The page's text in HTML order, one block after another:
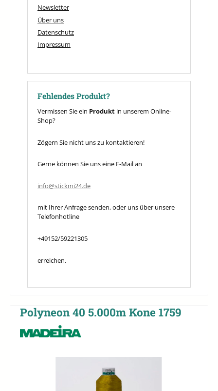
Newsletter
Über uns
Datenschutz
Impressum
Fehlendes Produkt?
Vermissen Sie ein Produkt in unserem Online-
Shop?
Zögern Sie nicht uns zu kontaktieren!
Gerne können Sie uns eine E-Mail an
info@stickmi24.de
mit Ihrer Anfrage senden, oder uns über unsere
Telefonhotline
+49152/59221305
erreichen.
Polyneon 40 5.000m Kone 1759